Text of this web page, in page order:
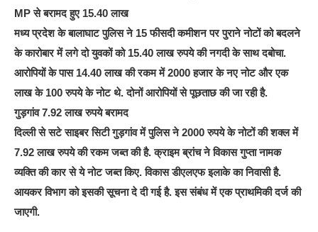
MP से बरामद हुए 15.40 लाख
मध्य प्रदेश के बालाघाट पुलिस ने 15 फीसदी कमीशन पर पुराने नोटों को बदलने
के कारोबार में लगे दो युवकों को 15.40 लाख रुपये की नगदी के साथ दबोचा.
आरोपियों के पास 14.40 लाख की रकम में 2000 हजार के नए नोट और एक
लाख के 100 रुपये के नोट थे. दोनों आरोपियों से पूछताछ की जा रही है.
गुड़गांव 7.92 लाख रुपये बरामद
दिल्ली से सटे साइबर सिटी गुड़गांव में पुलिस ने 2000 रुपये के नोटों की शक्ल में
7.92 लाख रुपये की रकम जब्त की है. क्राइम ब्रांच ने विकास गुप्ता नामक
व्यक्ति की कार से ये नोट जब्त किए. विकास डीएलएफ इलाके का निवासी है.
आयकर विभाग को इसकी सूचना दे दी गई है. इस संबंध में एक प्राथमिकी दर्ज की
जाएगी.